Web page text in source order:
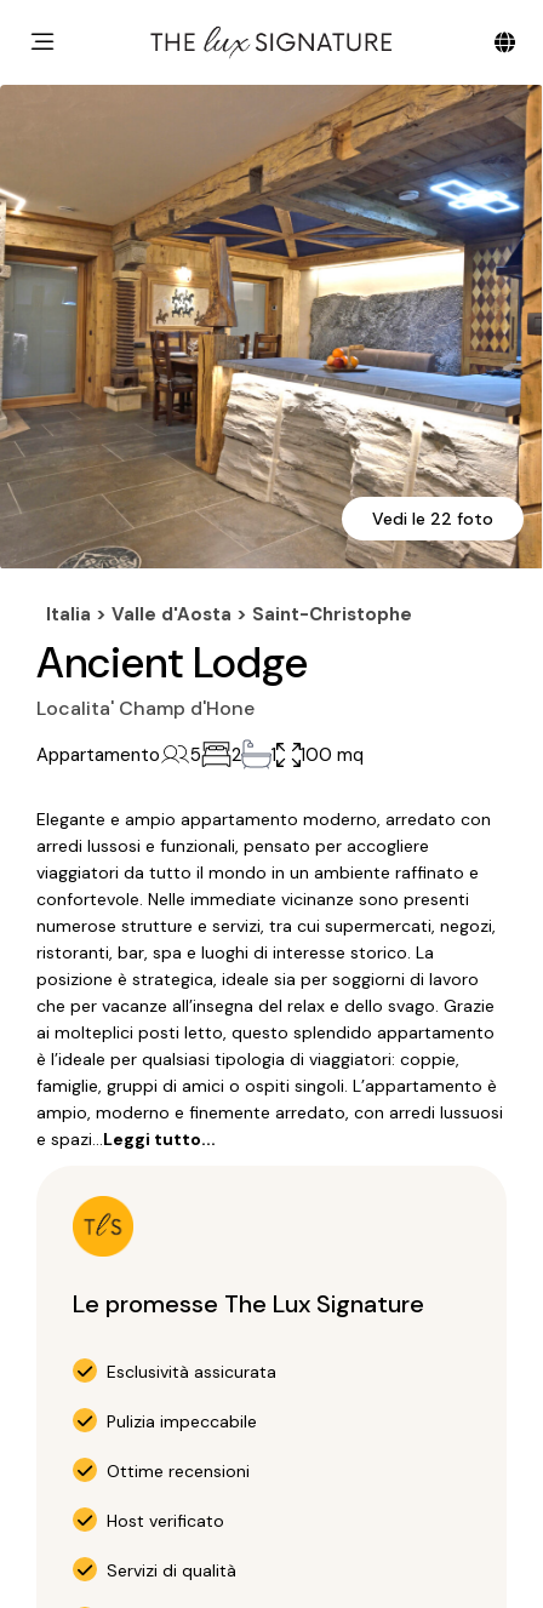
Vedi le 22 foto
Italia >Valle d'Aosta > Saint-Christophe
Ancient Lodge
Localita' Champ d'Hone
Appartamento 5 2 1 100 mq
Elegante e ampio appartamento moderno, arredato con
arredi lussosi e funzionali, pensato per accogliere
viaggiatori da tutto il mondo in un ambiente raffinato e
confortevole. Nelle immediate vicinanze sono presenti
numerose strutture e servizi, tra cui supermercati, negozi,
ristoranti, bar, spa e luoghi di interesse storico. La
posizione è strategica, ideale sia per soggiorni di lavoro
che per vacanze all’insegna del relax e dello svago. Grazie
ai molteplici posti letto, questo splendido appartamento
è l’ideale per qualsiasi tipologia di viaggiatori: coppie,
famiglie, gruppi di amici o ospiti singoli. L’appartamento è
ampio, moderno e finemente arredato, con arredi lussuosi
e spazi...Leggi tutto...
Le promesse The Lux Signature
Esclusività assicurata
Pulizia impeccabile
Ottime recensioni
Host verificato
Servizi di qualità